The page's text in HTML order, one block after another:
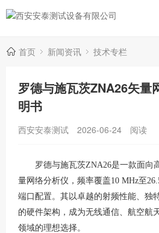
首页 新闻资讯 技术专栏
罗德与施瓦茨ZNA26矢量
明书
西安安泰测试 2026-06-24 阅读
罗德与施瓦茨ZNA26是一款面向
量网络分析仪，频率覆盖10 MHz至
端口配置。其以卓越的射频性能、独
的硬件架构，成为无线通信、航空航
领域的理想选择。